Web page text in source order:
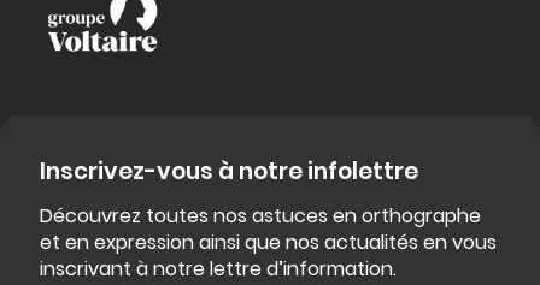
Inscrivez-vous à notre infolettre
Découvrez toutes nos astuces en orthographe
et en expression ainsi que nos actualités en vous
inscrivant à notre lettre d’information.